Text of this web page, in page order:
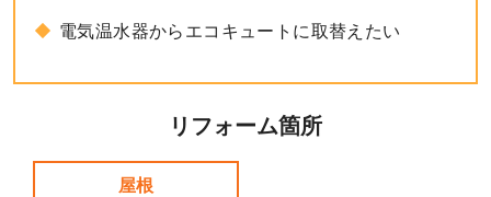
電気温水器からエコキュートに取替えたい
リフォーム箇所
屋根